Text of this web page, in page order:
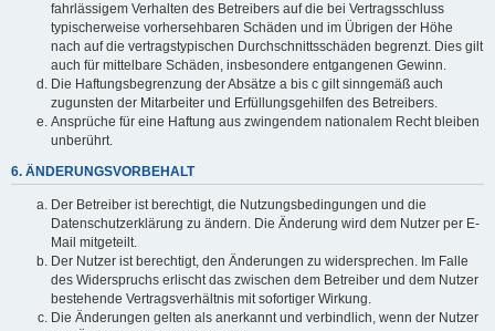
fahrlässigem Verhalten des Betreibers auf die bei Vertragsschluss
typischerweise vorhersehbaren Schäden und im Übrigen der Höhe
nach auf die vertragstypischen Durchschnittsschäden begrenzt. Dies gilt
auch für mittelbare Schäden, insbesondere entgangenen Gewinn.
Die Haftungsbegrenzung der Absätze a bis c gilt sinngemäß auch
zugunsten der Mitarbeiter und Erfüllungsgehilfen des Betreibers.
Ansprüche für eine Haftung aus zwingendem nationalem Recht bleiben
unberührt.
6. ÄNDERUNGSVORBEHALT
Der Betreiber ist berechtigt, die Nutzungsbedingungen und die
Datenschutzerklärung zu ändern. Die Änderung wird dem Nutzer per E-
Mail mitgeteilt.
Der Nutzer ist berechtigt, den Änderungen zu widersprechen. Im Falle
des Widerspruchs erlischt das zwischen dem Betreiber und dem Nutzer
bestehende Vertragsverhältnis mit sofortiger Wirkung.
Die Änderungen gelten als anerkannt und verbindlich, wenn der Nutzer